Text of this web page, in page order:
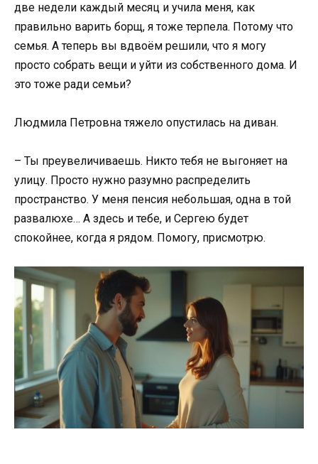
две недели каждый месяц и учила меня, как
правильно варить борщ, я тоже терпела. Потому что
семья. А теперь вы вдвоём решили, что я могу
просто собрать вещи и уйти из собственного дома. И
это тоже ради семьи?
Людмила Петровна тяжело опустилась на диван.
– Ты преувеличиваешь. Никто тебя не выгоняет на
улицу. Просто нужно разумно распределить
пространство. У меня пенсия небольшая, одна в той
развалюхе… А здесь и тебе, и Сергею будет
спокойнее, когда я рядом. Помогу, присмотрю.